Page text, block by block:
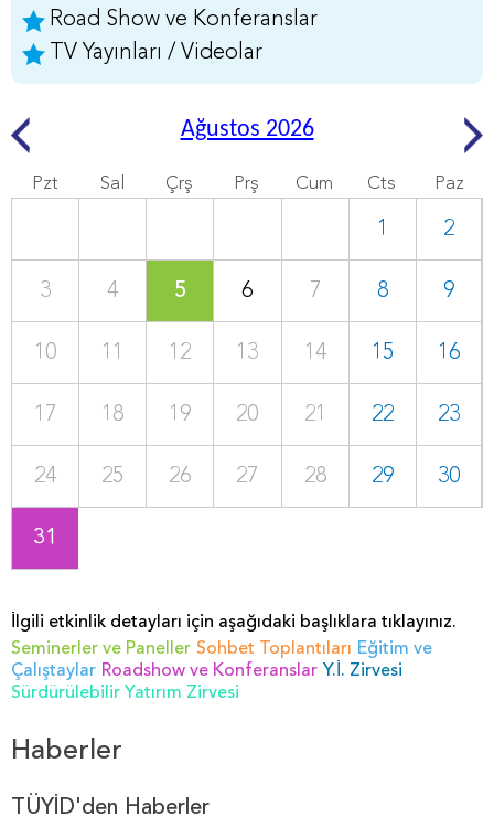
Road Show ve Konferanslar
TV Yayınları / Videolar
Ağustos 2026
Pzt Sal Çrş Prş Cum Cts Paz
1 2
3 4 5 6 7 8 9
10 11 12 13 14 15 16
17 18 19 20 21 22 23
24 25 26 27 28 29 30
31
İlgili etkinlik detayları için aşağıdaki başlıklara tıklayınız.
Seminerler ve Paneller Sohbet Toplantıları Eğitim ve
Çalıştaylar Roadshow ve Konferanslar Y.İ. Zirvesi
Sürdürülebilir Yatırım Zirvesi
Haberler
TÜYİD'den Haberler